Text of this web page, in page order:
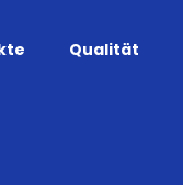
Qualität